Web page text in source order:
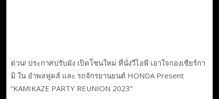
ด่วน! ประกาศปรับผัง เปิดโซนใหม่ ที่นั่งวีไอพี เอาใจกองเชียร์กา
มิ ใน อำพลฟูดส์ และ รถจักรยานยนต์ HONDA Present
“KAMIKAZE PARTY REUNION 2023”